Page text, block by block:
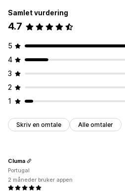
Samlet vurdering
4.7
5
4
3
2
1
Skriv en omtale Alle omtaler
Cluma
Portugal
2 måneder bruker appen